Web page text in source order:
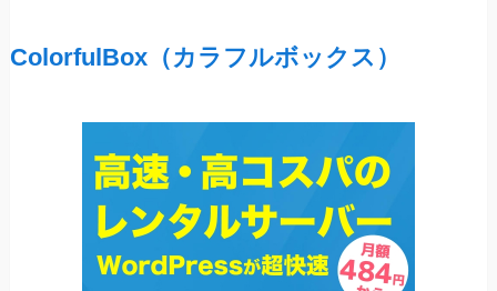
ColorfulBox（カラフルボックス）